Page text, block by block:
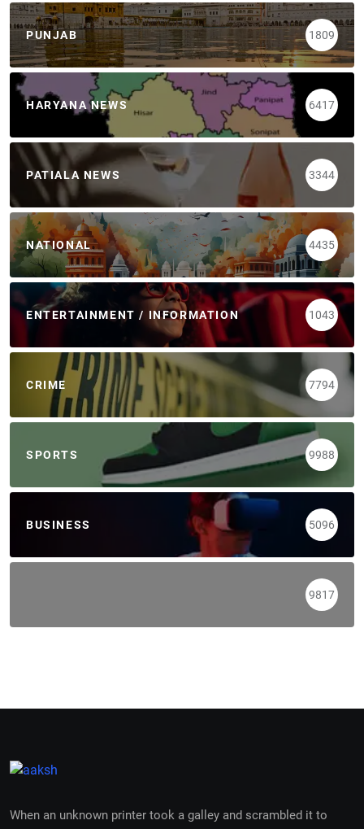
PUNJAB 1809
HARYANA NEWS 6417
PATIALA NEWS 3344
NATIONAL 4435
ENTERTAINMENT / INFORMATION 1043
CRIME 7794
SPORTS 9988
BUSINESS 5096
9817
When an unknown printer took a galley and scrambled it to